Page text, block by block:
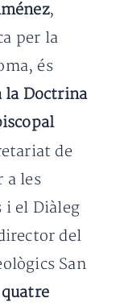
,
per la
és
la Doctrina
de
a les
i el Diàleg
del
San